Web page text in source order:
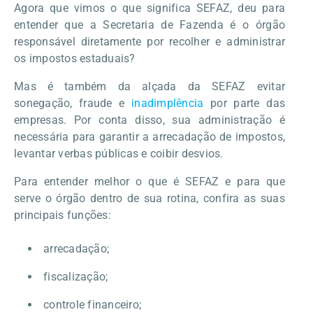
Agora que vimos o que significa SEFAZ, deu para
entender que a Secretaria de Fazenda é o órgão
responsável diretamente por recolher e administrar
os impostos estaduais?
Mas é também da alçada da SEFAZ evitar
sonegação, fraude e inadimplência por parte das
empresas. Por conta disso, sua administração é
necessária para garantir a arrecadação de impostos,
levantar verbas públicas e coibir desvios.
Para entender melhor o que é SEFAZ e para que
serve o órgão dentro de sua rotina, confira as suas
principais funções:
arrecadação;
fiscalização;
controle financeiro;